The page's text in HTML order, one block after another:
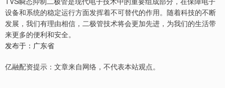
设备和系统的稳定运行方面发挥着不可替代的作用。随着科技的不断
发展，我们有理由相信，二极管技术将会更加先进，为我们的生活带
来更多的便利和安全。
发布于：广东省
亿融配资提示：文章来自网络，不代表本站观点。